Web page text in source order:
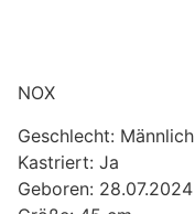
NOX
Geschlecht: Männlich
Kastriert: Ja
Geboren: 28.07.2024